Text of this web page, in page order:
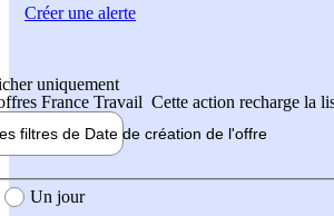
uniquement
France Travail Cette action recharge la
filtres de Date de création de l'offre
création de l'offre
Un jour
Créer une alerte